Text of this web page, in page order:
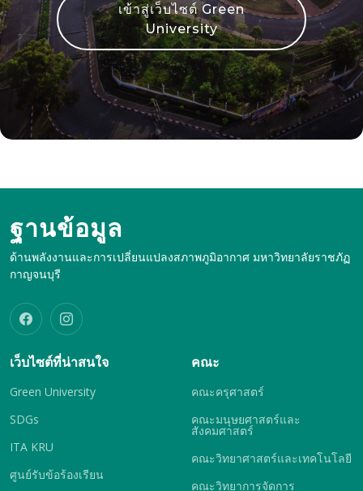
เข้าสู่เว็บไซต์ Green
University
ฐานข้อมูล
ด้านพลังงานและการเปลี่ยนแปลงสภาพภูมิอากาศ มหาวิทยาลัยราชภัฏ
กาญจนบุรี
เว็บไซต์ที่น่าสนใจ
Green University
SDGs
ITA KRU
ศูนย์รับข้อร้องเรียน
คณะ
คณะครุศาสตร์
คณะมนุษยศาสตร์และ
สังคมศาสตร์
คณะวิทยาศาสตร์และเทคโนโลยี
คณะวิทยาการจัดการ